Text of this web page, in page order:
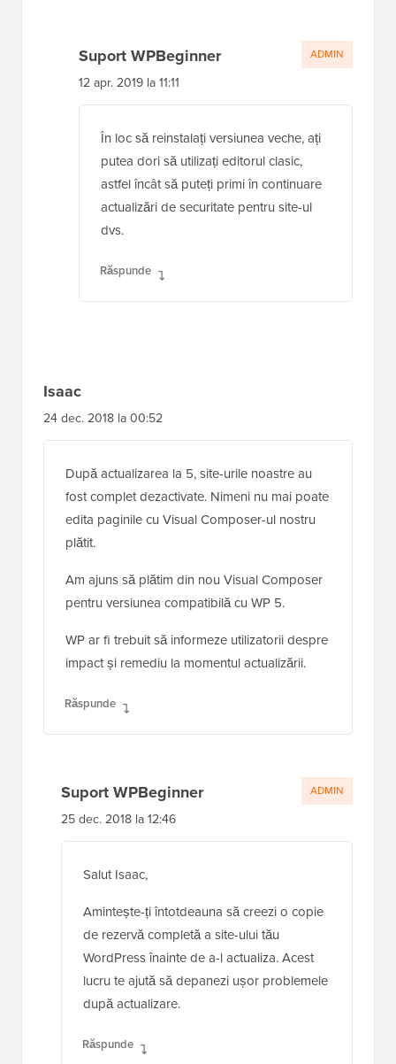
Suport WPBeginner
12 apr. 2019 la 11:11
În loc să reinstalați versiunea veche, ați
putea dori să utilizați editorul clasic,
astfel încât să puteți primi în continuare
actualizări de securitate pentru site-ul
dvs.
Răspunde
ADMIN
Isaac
24 dec. 2018 la 00:52
După actualizarea la 5, site-urile noastre au
fost complet dezactivate. Nimeni nu mai poate
edita paginile cu Visual Composer-ul nostru
plătit.
Am ajuns să plătim din nou Visual Composer
pentru versiunea compatibilă cu WP 5.
WP ar fi trebuit să informeze utilizatorii despre
impact și remediu la momentul actualizării.
Răspunde
Suport WPBeginner
25 dec. 2018 la 12:46
Salut Isaac,
Amintește-ți întotdeauna să creezi o copie
de rezervă completă a site-ului tău
WordPress înainte de a-l actualiza. Acest
lucru te ajută să depanezi ușor problemele
după actualizare.
Răspunde
ADMIN